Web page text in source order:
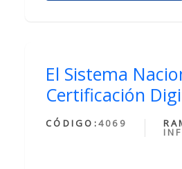
El Sistema
Certificación
CÓDIGO:4069